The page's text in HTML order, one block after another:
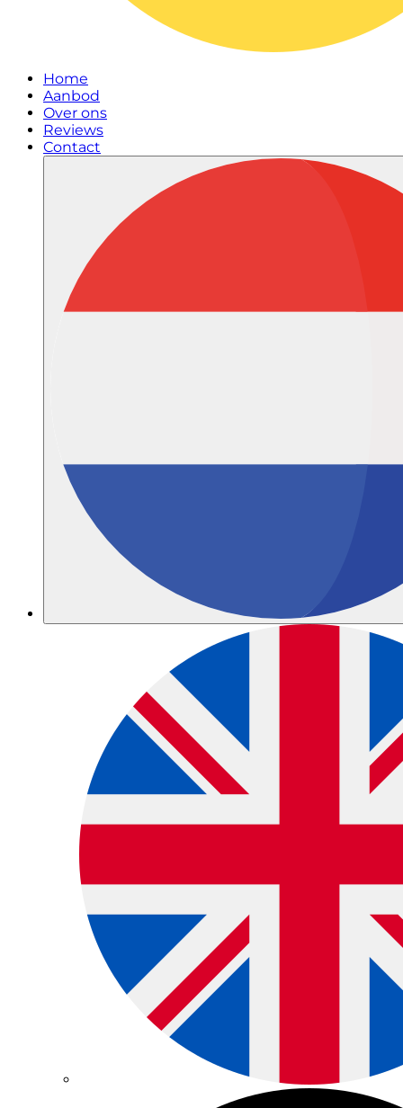
Home
Aanbod
Over ons
Reviews
Contact